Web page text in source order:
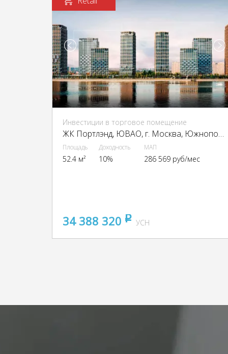
Инвестиции в торговое помещение
ЖК Портлэнд, ЮВАО, г. Москва, Южнопортовая ул., 42с5
Площадь
52.4 м²
Доходность
10%
МАП
286 569 руб/мес
34 388 320 pуб
УСН